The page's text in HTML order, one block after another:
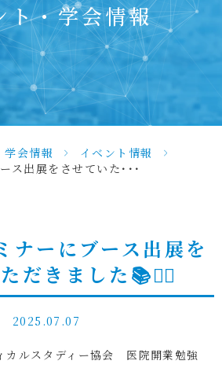
ト・学会情報
学会情報 > イベント情報
>
ス出展をさせていた･･･
ナーにブース出展を
だきました📚✍🏻
2025.07.07
カルスタディー協会 医院開業勉強